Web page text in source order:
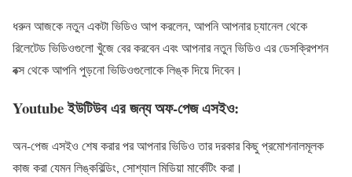
ধরুন আজকে নতুন একটা ভিডিও আপ করলেন, আপনি আপনার চ্যানেল থেকে
রিলেটেড ভিডিওগুলো খুঁজে বের করবেন এবং আপনার নতুন ভিডিও এর ডেসক্রিপশন
বক্স থেকে আপনি পুড়নো ভিডিওগুলোকে লিঙ্ক দিয়ে দিবেন।
Youtube ইউটিউব এর জন্য অফ-পেজ এসইও:
অন-পেজ এসইও শেষ করার পর আপনার ভিডিও তার দরকার কিছু প্রমোশনালমূলক
কাজ করা যেমন লিঙ্কবিল্ডিং, সোশ্যাল মিডিয়া মার্কেটিং করা।